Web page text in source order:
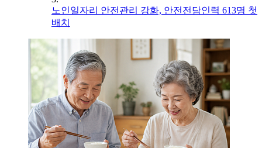
노인일자리 안전관리 강화, 안전전담인력 613명 첫
배치